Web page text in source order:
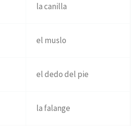
la canilla
el muslo
el dedo del pie
la falange